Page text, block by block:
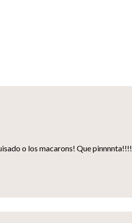
o los macarons! Que pinnnnta!!!!